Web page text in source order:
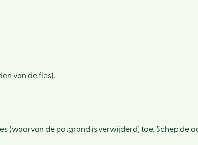
van de fles).
(waarvan de potgrond is verwijderd) toe. Schep de